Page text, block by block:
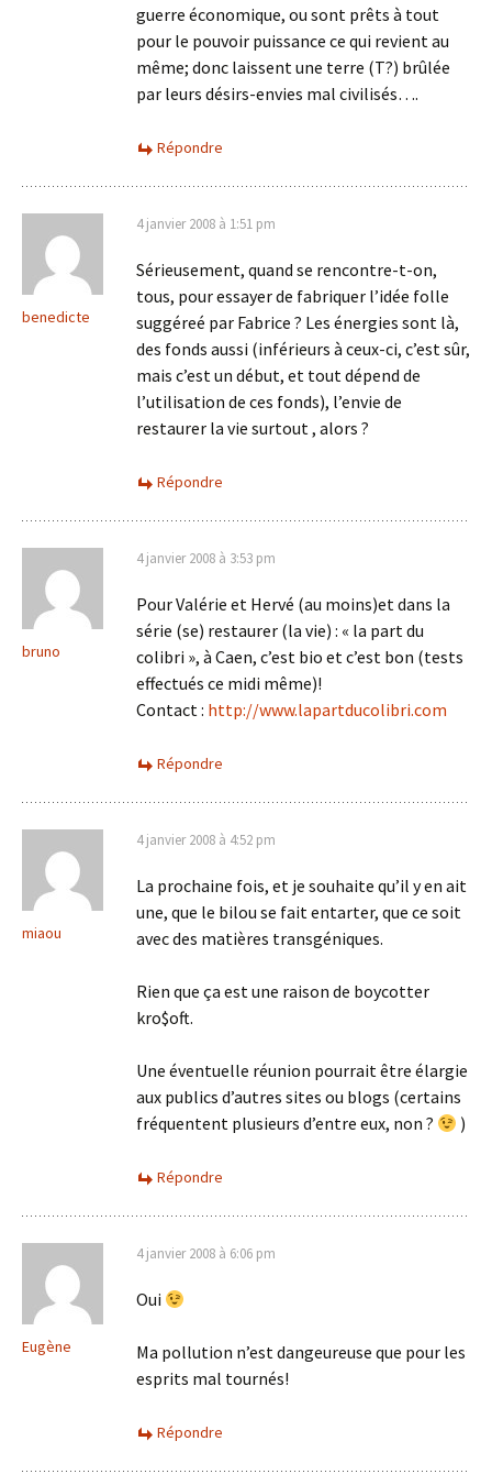
guerre économique, ou sont prêts à tout
pour le pouvoir puissance ce qui revient au
même; donc laissent une terre (T?) brûlée
par leurs désirs-envies mal civilisés….
Répondre
benedicte
4 janvier 2008 à 1:51 pm
Sérieusement, quand se rencontre-t-on,
tous, pour essayer de fabriquer l’idée folle
suggéreé par Fabrice ? Les énergies sont là,
des fonds aussi (inférieurs à ceux-ci, c’est sûr,
mais c’est un début, et tout dépend de
l’utilisation de ces fonds), l’envie de
restaurer la vie surtout , alors ?
Répondre
bruno
4 janvier 2008 à 3:53 pm
Pour Valérie et Hervé (au moins)et dans la
série (se) restaurer (la vie) : « la part du
colibri », à Caen, c’est bio et c’est bon (tests
effectués ce midi même)!
Contact : http://www.lapartducolibri.com
Répondre
miaou
4 janvier 2008 à 4:52 pm
La prochaine fois, et je souhaite qu’il y en ait
une, que le bilou se fait entarter, que ce soit
avec des matières transgéniques.
Rien que ça est une raison de boycotter
kro$oft.
Une éventuelle réunion pourrait être élargie
aux publics d’autres sites ou blogs (certains
fréquentent plusieurs d’entre eux, non ?
)
Répondre
Eugène
4 janvier 2008 à 6:06 pm
Oui
Ma pollution n’est dangeureuse que pour les
esprits mal tournés!
Répondre